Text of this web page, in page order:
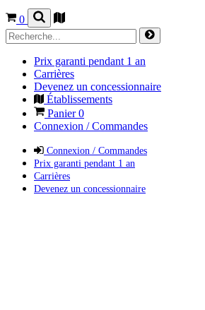
0
Prix garanti pendant 1 an
Carrières
Devenez un concessionnaire
Établissements
Panier0
Connexion / Commandes
Connexion / Commandes
Prix garanti pendant 1 an
Carrières
Devenez un concessionnaire